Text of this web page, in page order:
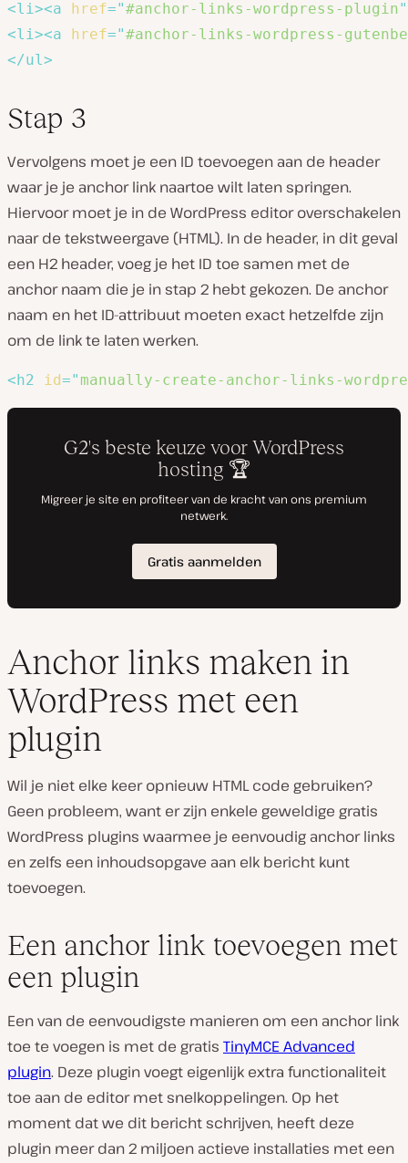
<li><a href="#anchor-links-wordpress-plugin"
<li><a href="#anchor-links-wordpress-
</ul>
Stap 3
Vervolgens moet je een ID toevoegen aan de header
waar je je anchor link naartoe wilt laten springen.
Hiervoor moet je in de WordPress editor overschakelen
naar de tekstweergave (HTML). In de header, in dit geval
een H2 header, voeg je het ID toe samen met de
anchor naam die je in stap 2 hebt gekozen. De anchor
naam en het ID-attribuut moeten exact hetzelfde zijn
om de link te laten werken.
<h2 id=" manually-create-anchor-links-
Anchor links maken in
WordPress met een
plugin
Wil je niet elke keer opnieuw HTML code gebruiken?
Geen probleem, want er zijn enkele geweldige gratis
WordPress plugins waarmee je eenvoudig anchor links
en zelfs een inhoudsopgave aan elk bericht kunt
toevoegen.
Een anchor link toevoegen met
een plugin
Een van de eenvoudigste manieren om een anchor link
toe te voegen is met de gratis TinyMCE Advanced
plugin. Deze plugin voegt eigenlijk extra functionaliteit
toe aan de editor met snelkoppelingen. Op het
moment dat we dit bericht schrijven, heeft deze
plugin meer dan 2 miljoen actieve installaties met een